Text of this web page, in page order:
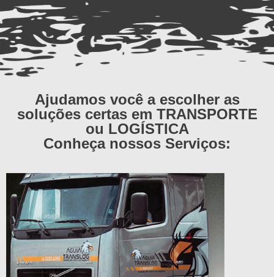
Ajudamos você a escolher as
soluções certas em TRANSPORTE
ou LOGÍSTICA
Conheça nossos Serviços: